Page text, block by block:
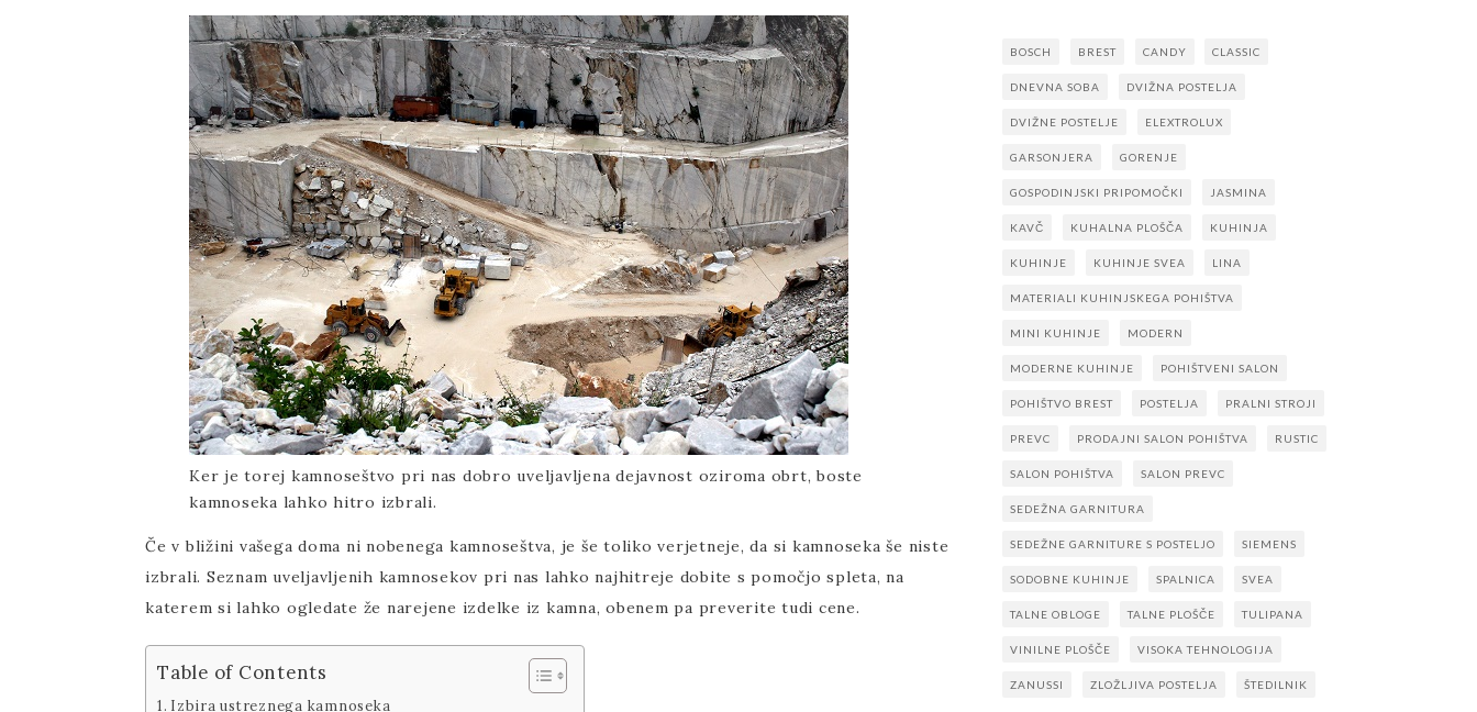
Ker je torej kamnoseštvo pri nas dobro uveljavljena dejavnost oziroma obrt, boste
kamnoseka lahko hitro izbrali.
Če v bližini vašega doma ni nobenega kamnoseštva, je še toliko verjetneje, da si kamnoseka še niste
izbrali. Seznam uveljavljenih kamnosekov pri nas lahko najhitreje dobite s pomočjo spleta, na
katerem si lahko ogledate že narejene izdelke iz kamna, obenem pa preverite tudi cene.
Table of Contents
Izbira ustreznega kamnoseka
BOSCH BREST CANDY CLASSIC
DNEVNA SOBA DVIŽNA POSTELJA
DVIŽNE POSTELJE ELEXTROLUX
GARSONJERA GORENJE
GOSPODINJSKI PRIPOMOČKI JASMINA
KAVČ KUHALNA PLOŠČA KUHINJA
KUHINJE KUHINJE SVEA LINA
MATERIALI KUHINJSKEGA POHIŠTVA
MINI KUHINJE MODERN
MODERNE KUHINJE POHIŠTVENI SALON
POHIŠTVO BREST POSTELJA PRALNI STROJI
PREVC PRODAJNI SALON POHIŠTVA RUSTIC
SALON POHIŠTVA SALON PREVC
SEDEŽNA GARNITURA
SEDEŽNE GARNITURE S POSTELJO SIEMENS
SODOBNE KUHINJE SPALNICA SVEA
TALNE OBLOGE TALNE PLOŠČE TULIPANA
VINILNE PLOŠČE VISOKA TEHNOLOGIJA
ZANUSSI ZLOŽLJIVA POSTELJA ŠTEDILNIK